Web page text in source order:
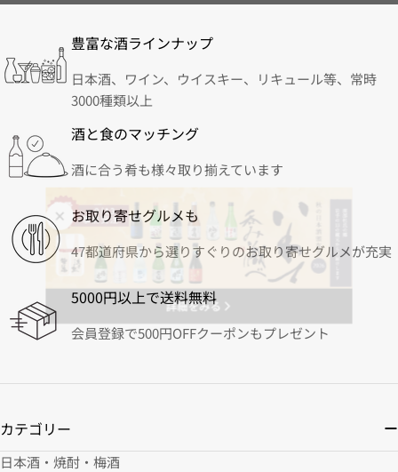
豊富な酒ラインナップ
日本酒、ワイン、ウイスキー、リキュール等、常時
3000種類以上
酒と食のマッチング
酒に合う肴も様々取り揃えています
お取り寄せグルメも
47都道府県から選りすぐりのお取り寄せグルメが充実
5000円以上で送料無料
会員登録で500円OFFクーポンもプレゼント
カテゴリー
日本酒・焼酎・梅酒
詳細をみる